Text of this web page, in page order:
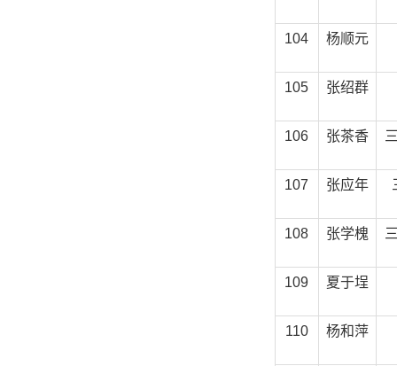
104 杨顺元
105 张绍群
106 张茶香
107 张应年
108 张学槐
109 夏于埕
110 杨和萍